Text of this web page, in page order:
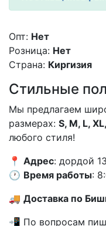
Опт: Нет
Розница: Нет
Страна: Киргизия
Стильные
Мы предлагаем
размерах: S, M, L,
любого стиля!
📍 Адрес: дордой
🕐 Время работы:
🚚 Доставка по
📲 По вопросам